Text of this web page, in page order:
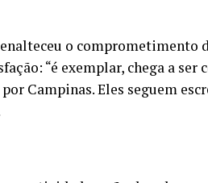
o comprometimento
“é exemplar, chega a ser
Campinas. Eles seguem